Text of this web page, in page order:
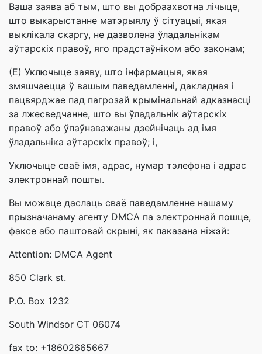
Ваша заява аб тым, што вы добраахвотна лічыце,
што выкарыстанне матэрыялу ў сітуацыі, якая
выклікала скаргу, не дазволена ўладальнікам
аўтарскіх правоў, яго прадстаўніком або законам;
(E) Уключыце заяву, што інфармацыя, якая
змяшчаецца ў вашым паведамленні, дакладная і
пацвярджае пад пагрозай крымінальнай адказнасці
за лжесведчанне, што вы ўладальнік аўтарскіх
правоў або ўпаўнаважаны дзейнічаць ад імя
ўладальніка аўтарскіх правоў; і,
Уключыце сваё імя, адрас, нумар тэлефона і адрас
электроннай пошты.
Вы можаце даслаць сваё паведамленне нашаму
прызначанаму агенту DMCA па электроннай пошце,
факсе або паштовай скрыні, як паказана ніжэй:
Attention: DMCA Agent
850 Clark st.
P.O. Box 1232
South Windsor CT 06074
fax to: +18602665667